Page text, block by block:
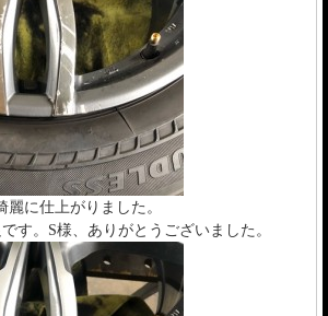
に仕上がりました。
す。S様、ありがとうございました。